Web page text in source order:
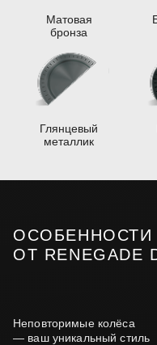
Матовая
бронза
Глянцевый
металлик
ОТ RENEGADE
Неповторимые колёса
— ваш уникальный стиль